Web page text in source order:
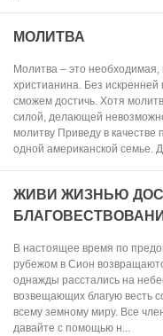
МОЛИТВА
Молитва – это
христианина. Без
сможем достичь. Хотя
силой, делающей
молитву Приведу в
одной американской семье.
ЖИВИ ЖИЗНЬЮ
В настоящее время по
рубежом в Сион
однажды расстались на
возвещающих благую весть
всему земному миру. Все
давайте с помощью н...